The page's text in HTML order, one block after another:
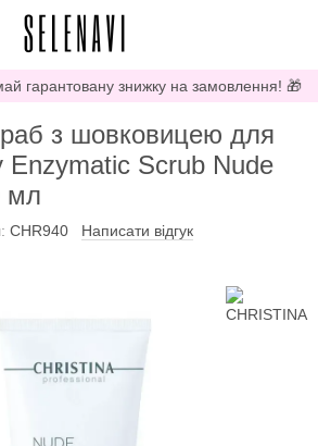
гарантовану знижку на замовлення! 🎁
з шовковицею для
Enzymatic Scrub Nude
мл
CHR940 Написати відгук